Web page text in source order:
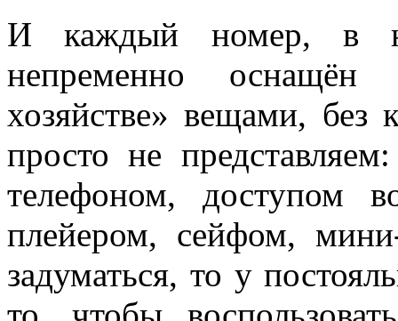
И каждый номер, в
непременно
хозяйстве» вещами,
просто не
телефоном, доступом
плейером, сейфом,
задуматься, то у